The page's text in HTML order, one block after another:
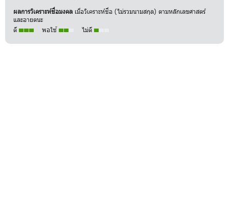
ผลการวิเคราะห์ชื่อมงคล เมื่อวิเคราะห์ชื่อ (ไม่รวมนามสกุล) ตามหลักเลขศาสตร์
และอายตนะ
ดี
พอใช้ ไม่ดี